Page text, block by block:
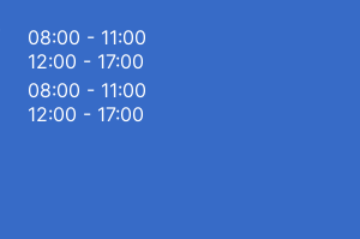
08:00 - 11:00
12:00 - 17:00
08:00 - 11:00
12:00 - 17:00